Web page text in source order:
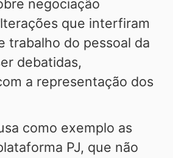
negociação
que interfiram
trabalho do pessoal da
debatidas,
a representação dos
como exemplo as
PJ, que não